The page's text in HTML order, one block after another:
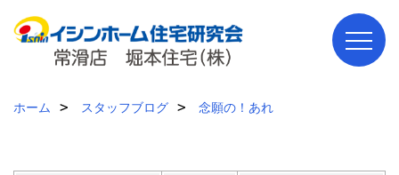
ホーム スタッフブログ 念願の！あれ